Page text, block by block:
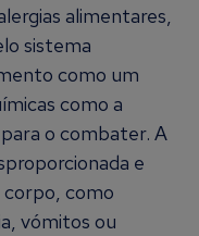
alimentares,
sistema
como um
como a
o combater. A
e
como
vómitos ou